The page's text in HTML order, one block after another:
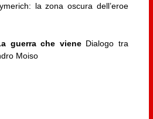
la zona oscura dell’eroe
guerra che vieneDialogo tra
Moiso